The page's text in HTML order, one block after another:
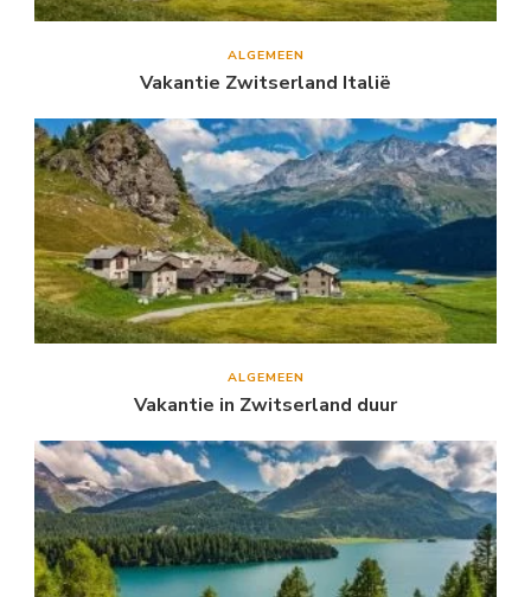
ALGEMEEN
Vakantie Zwitserland Italië
ALGEMEEN
Vakantie in Zwitserland duur